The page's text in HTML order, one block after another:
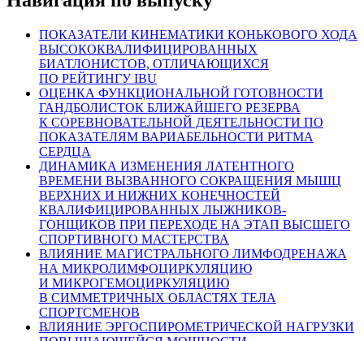
ПОКАЗАТЕЛИ КИНЕМАТИКИ КОНЬКОВОГО ХОДА
ВЫСОКОКВАЛИФИЦИРОВАННЫХ
БИАТЛОНИСТОВ, ОТЛИЧАЮЩИХСЯ
ПО РЕЙТИНГУ IBU
ОЦЕНКА ФУНКЦИОНАЛЬНОЙ ГОТОВНОСТИ
ГАНДБОЛИСТОК БЛИЖАЙШЕГО РЕЗЕРВА
К СОРЕВНОВАТЕЛЬНОЙ ДЕЯТЕЛЬНОСТИ ПО
ПОКАЗАТЕЛЯМ ВАРИАБЕЛЬНОСТИ РИТМА
СЕРДЦА
ДИНАМИКА ИЗМЕНЕНИЯ ЛАТЕНТНОГО
ВРЕМЕНИ ВЫЗВАННОГО СОКРАЩЕНИЯ МЫШЦ
ВЕРХНИХ И НИЖНИХ КОНЕЧНОСТЕЙ
КВАЛИФИЦИРОВАННЫХ ЛЫЖНИКОВ-
ГОНЩИКОВ ПРИ ПЕРЕХОДЕ НА ЭТАП ВЫСШЕГО
СПОРТИВНОГО МАСТЕРСТВА
ВЛИЯНИЕ МАГИСТРАЛЬНОГО ЛИМФОДРЕНАЖА
НА МИКРОЛИМФОЦИРКУЛЯЦИЮ
И МИКРОГЕМОЦИРКУЛЯЦИЮ
В СИММЕТРИЧНЫХ ОБЛАСТЯХ ТЕЛА
СПОРТСМЕНОВ
ВЛИЯНИЕ ЭРГОСПИРОМЕТРИЧЕСКОЙ НАГРУЗКИ